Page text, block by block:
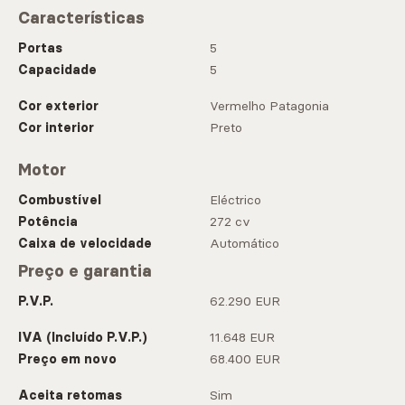
Características
Portas
5
Capacidade
5
Cor exterior
Vermelho Patagonia
Cor interior
Preto
Motor
Combustível
Eléctrico
Potência
272 cv
Caixa de velocidade
Automático
Preço e garantia
P.V.P. 62.290 EUR
IVA (Incluído P.V.P.)
11.648 EUR
Preço em novo
68.400 EUR
Aceita retomas
Sim